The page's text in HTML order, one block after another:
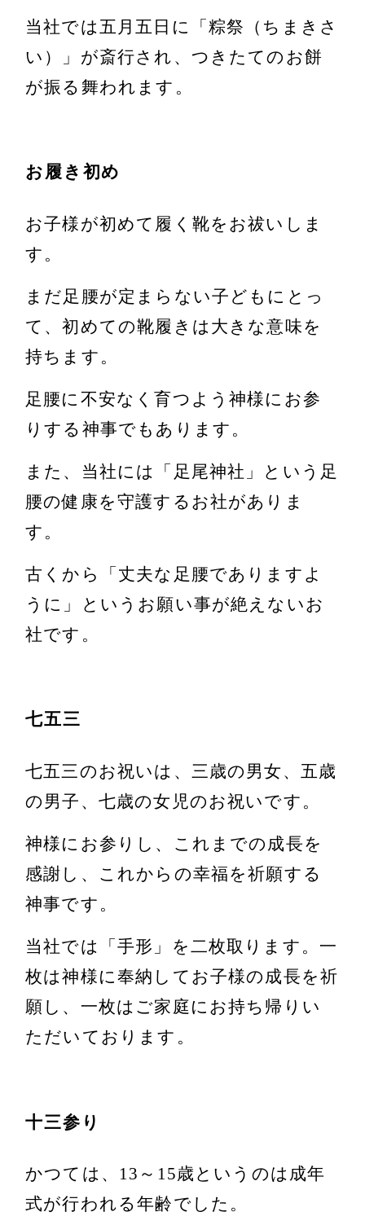
当社では五月五日に「粽祭（ちまきさ
い）」が斎行され、つきたてのお餅
が振る舞われます。
お履き初め
お子様が初めて履く靴をお祓いしま
す。
まだ足腰が定まらない子どもにとっ
て、初めての靴履きは大きな意味を
持ちます。
足腰に不安なく育つよう神様にお参
りする神事でもあります。
また、当社には「足尾神社」という足
腰の健康を守護するお社がありま
す。
古くから「丈夫な足腰でありますよ
うに」というお願い事が絶えないお
社です。
七五三
七五三のお祝いは、三歳の男女、五歳
の男子、七歳の女児のお祝いです。
神様にお参りし、これまでの成長を
感謝し、これからの幸福を祈願する
神事です。
当社では「手形」を二枚取ります。一
枚は神様に奉納してお子様の成長を祈
願し、一枚はご家庭にお持ち帰りい
ただいております。
十三参り
かつては、13～15歳というのは成年
式が行われる年齢でした。